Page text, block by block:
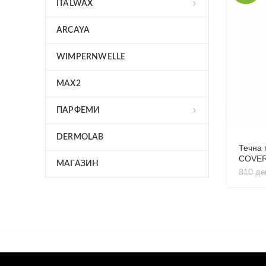
Течна
810
ITALWAX
ARCAYA
WIMPERNWELLE
MAX2
ПАРФЕМИ
DERMOLAB
МАГАЗИН